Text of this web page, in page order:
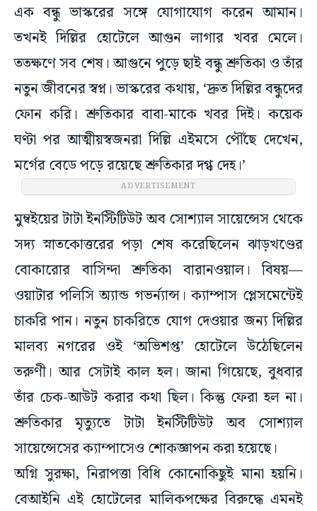
এক বন্ধু ভাস্করের সঙ্গে যোগাযোগ করেন আমান।
তখনই দিল্লির হোটেলে আগুন লাগার খবর মেলে।
ততক্ষণে সব শেষ। আগুনে পুড়ে ছাই বন্ধু শ্রুতিকা ও তাঁর
নতুন জীবনের স্বপ্ন। ভাস্করের কথায়, ‘দ্রুত দিল্লির বন্ধুদের
ফোন করি। শ্রুতিকার বাবা-মাকে খবর দিই। কয়েক
ঘণ্টা পর আত্মীয়স্বজনরা দিল্লি এইমসে পৌঁছে দেখেন,
মর্গের বেডে পড়ে রয়েছে শ্রুতিকার দগ্ধ দেহ।’
ADVERTISEMENT
মুম্বইয়ের টাটা ইনস্টিটিউট অব সোশ্যাল সায়েন্সেস থেকে
সদ্য স্নাতকোত্তরের পড়া শেষ করেছিলেন ঝাড়খণ্ডের
বোকারোর বাসিন্দা শ্রুতিকা বারানওয়াল। বিষয়—
ওয়াটার পলিসি অ্যান্ড গভর্ন্যান্স। ক্যাম্পাস প্লেসমেন্টেই
চাকরি পান। নতুন চাকরিতে যোগ দেওয়ার জন্য দিল্লির
মালব্য নগরের ওই ‘অভিশপ্ত’ হোটেলে উঠেছিলেন
তরুণী। আর সেটাই কাল হল। জানা গিয়েছে, বুধবার
তাঁর চেক-আউট করার কথা ছিল। কিন্তু ফেরা হল না।
শ্রুতিকার মৃত্যুতে টাটা ইনস্টিটিউট অব সোশ্যাল
সায়েন্সেসের ক্যাম্পাসেও শোকজ্ঞাপন করা হয়েছে।
অগ্নি সুরক্ষা, নিরাপত্তা বিধি কোনোকিছুই মানা হয়নি।
বেআইনি এই হোটেলের মালিকপক্ষের বিরুদ্ধে এমনই